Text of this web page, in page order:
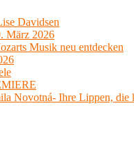
Davidsen
März 2026
Musik neu entdecken
Novotná- Ihre Lippen, die